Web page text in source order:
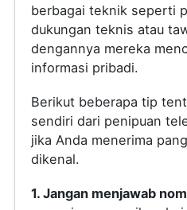
berbagai teknik seperti
dukungan teknis atau
dengannya mereka
informasi pribadi.
Berikut beberapa tip
sendiri dari penipuan
jika Anda menerima
dikenal.
1. Jangan menjawab